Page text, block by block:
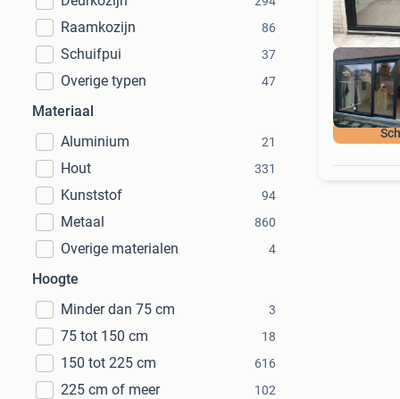
Raamkozijn 86
Schuifpui 37
Overige typen 47
Materiaal
Aluminium
21
Hout 331
Kunststof 94
Metaal 860
Overige materialen 4
Hoogte
Minder dan 75 cm
3
75 tot 150 cm 18
150 tot 225 cm 616
225 cm of meer 102